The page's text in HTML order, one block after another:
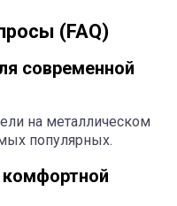
(FAQ)
современной
на металлическом
популярных.